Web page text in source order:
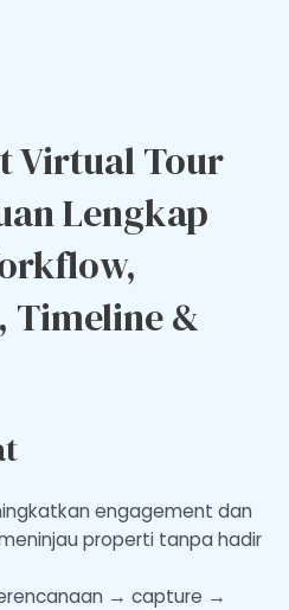
Virtual Tour
Lengkap
Timeline &
engagement dan
properti tanpa hadir
→ capture →